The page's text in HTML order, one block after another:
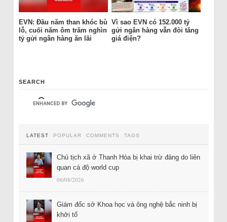
EVN: Đầu năm than khóc bù
lỗ, cuối năm ôm trăm nghìn
tỷ gửi ngân hàng ăn lãi
Vì sao EVN có 152.000 tỷ
gửi ngân hàng vẫn đòi tăng
giá điện?
SEARCH
LATEST POPULAR COMMENTS TAGS
Chủ tịch xã ở Thanh Hóa bị khai trừ đảng do liên
quan cá độ world cup
06/08/2026
Giám đốc sở Khoa học và ông nghệ bắc ninh bị
khởi tố